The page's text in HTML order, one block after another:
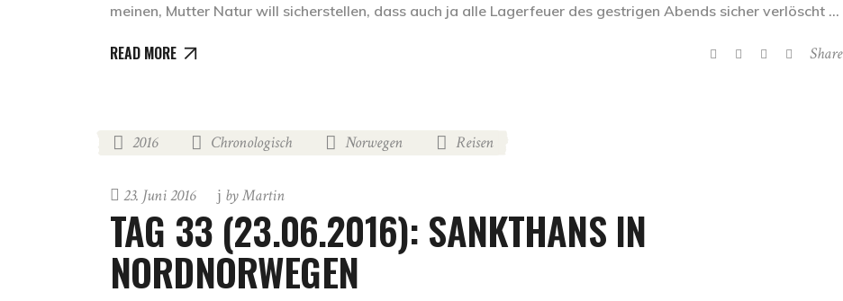
meinen, Mutter Natur will sicherstellen, dass auch ja alle Lagerfeuer des gestrigen Abends sicher verlöscht
READ MORE Share
2016 Chronologisch Norwegen Reisen
23. Juni 2016 byMartin
TAG 33 (23.06.2016): SANKTHANS IN
NORDNORWEGEN